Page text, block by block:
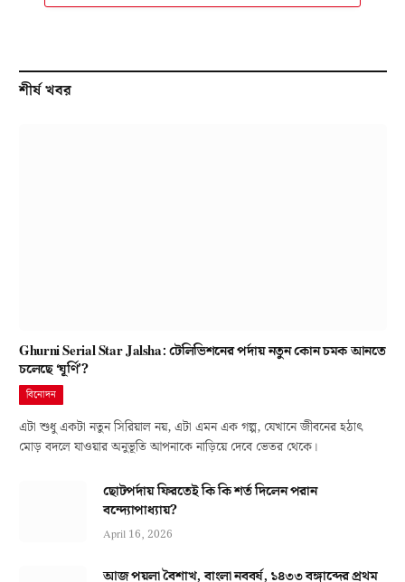
শীর্ষ খবর
Ghurni Serial Star Jalsha: টেলিভিশনের পর্দায় নতুন কোন চমক আনতে
চলেছে ‘ঘূর্ণি’?
বিনোদন
এটা শুধু একটা নতুন সিরিয়াল নয়, এটা এমন এক গল্প, যেখানে জীবনের হঠাৎ
মোড় বদলে যাওয়ার অনুভূতি আপনাকে নাড়িয়ে দেবে ভেতর থেকে।
ছোটপর্দায় ফিরতেই কি কি শর্ত দিলেন পরান
বন্দ্যোপাধ্যায়?
April 16, 2026
আজ পয়লা বৈশাখ, বাংলা নববর্ষ, ১৪৩৩ বঙ্গাব্দের প্রথম